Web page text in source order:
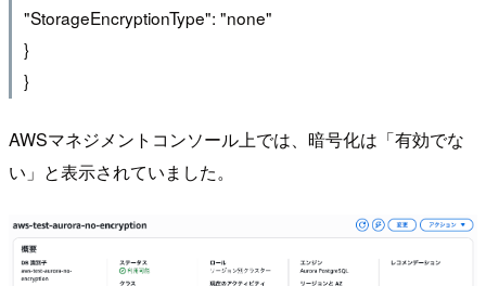
"StorageEncryptionType": "none"
}
}
AWSマネジメントコンソール上では、暗号化は「有効でな
い」と表示されていました。